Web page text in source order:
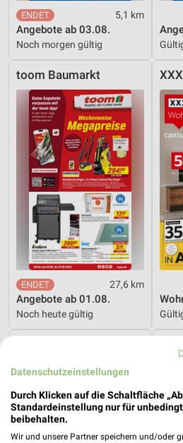
5,1 km
Angebote ab 03.08.
Noch morgen gültig
toom Baumarkt
27,6 km
Angebote ab 01.08.
Noch heute gültig
Datenschutzeinstellungen
Durch Klicken auf die Schaltfläche
Standardeinstellung nur für
beibehalten.
Wir und unsere Partner speichern und/oder